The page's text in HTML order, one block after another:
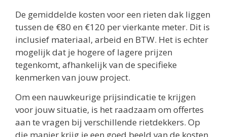
De gemiddelde kosten voor een rieten dak liggen
tussen de €80 en €120 per vierkante meter. Dit is
inclusief materiaal, arbeid en BTW. Het is echter
mogelijk dat je hogere of lagere prijzen
tegenkomt, afhankelijk van de specifieke
kenmerken van jouw project.
Om een nauwkeurige prijsindicatie te krijgen
voor jouw situatie, is het raadzaam om offertes
aan te vragen bij verschillende rietdekkers. Op